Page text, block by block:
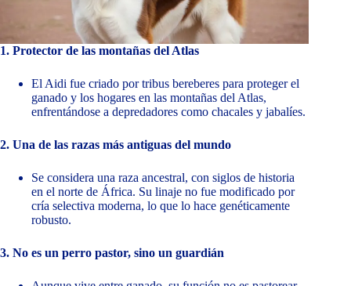
1. Protector de las montañas del Atlas
El Aidi fue criado por tribus bereberes para proteger el
ganado y los hogares en las montañas del Atlas,
enfrentándose a depredadores como chacales y jabalíes.
2. Una de las razas más antiguas del mundo
Se considera una raza ancestral, con siglos de historia
en el norte de África. Su linaje no fue modificado por
cría selectiva moderna, lo que lo hace genéticamente
robusto.
3. No es un perro pastor, sino un guardián